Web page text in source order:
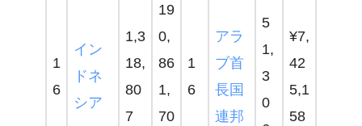
1
6
イン
ドネ
シア
1,3
18,
80
7
19
0,
86
1,
70
1
6
アラ
ブ首
長国
連邦
5
1,
3
0
¥7,
42
5,1
58